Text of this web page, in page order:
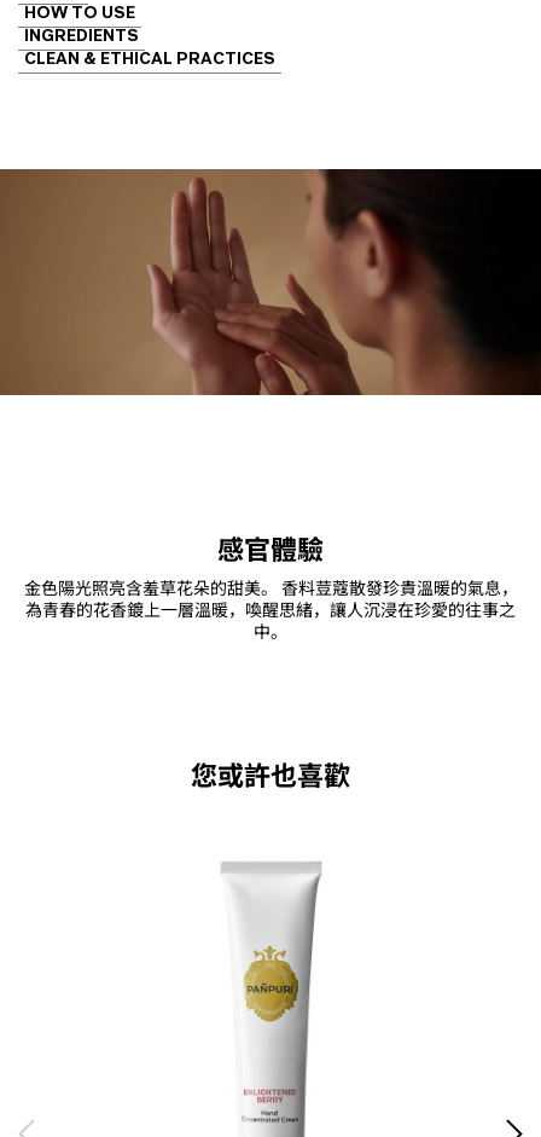
HOW TO USE
INGREDIENTS
CLEAN & ETHICAL PRACTICES
感官體驗
金色陽光照亮含羞草花朵的甜美。 香料荳蔻散發珍貴溫暖的氣息，
為青春的花香鍍上一層溫暖，喚醒思緒，讓人沉浸在珍愛的往事之
中。
您或許也喜歡